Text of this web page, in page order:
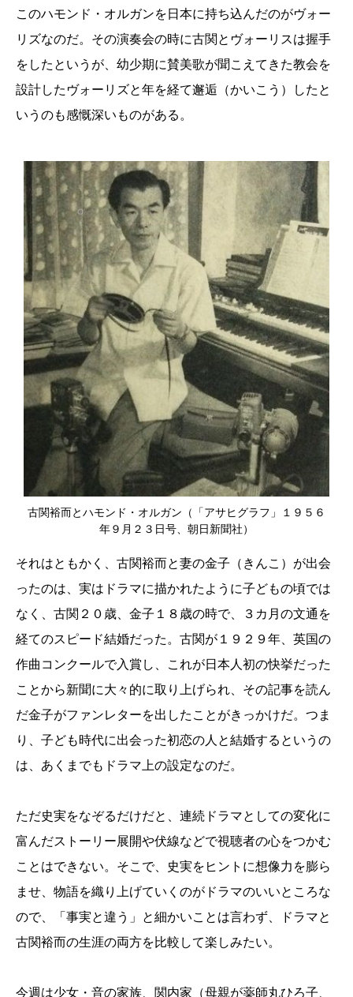
このハモンド・オルガンを日本に持ち込んだのがヴォー
リズなのだ。その演奏会の時に古関とヴォーリスは握手
をしたというが、幼少期に賛美歌が聞こえてきた教会を
設計したヴォーリズと年を経て邂逅（かいこう）したと
いうのも感慨深いものがある。
古関裕而とハモンド・オルガン（「アサヒグラフ」１９５６
年９月２３日号、朝日新聞社）
それはともかく、古関裕而と妻の金子（きんこ）が出会
ったのは、実はドラマに描かれたように子どもの頃では
なく、古関２０歳、金子１８歳の時で、３カ月の文通を
経てのスピード結婚だった。古関が１９２９年、英国の
作曲コンクールで入賞し、これが日本人初の快挙だった
ことから新聞に大々的に取り上げられ、その記事を読ん
だ金子がファンレターを出したことがきっかけだ。つま
り、子ども時代に出会った初恋の人と結婚するというの
は、あくまでもドラマ上の設定なのだ。
ただ史実をなぞるだけだと、連続ドラマとしての変化に
富んだストーリー展開や伏線などで視聴者の心をつかむ
ことはできない。そこで、史実をヒントに想像力を膨ら
ませ、物語を織り上げていくのがドラマのいいところな
ので、「事実と違う」と細かいことは言わず、ドラマと
古関裕而の生涯の両方を比較して楽しみたい。
今週は少女・音の家族、関内家（母親が薬師丸ひろ子、